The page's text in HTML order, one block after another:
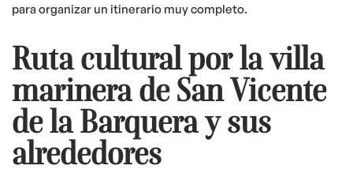
para organizar un itinerario muy completo.
Ruta cultural por la villa
marinera de San Vicente
de la Barquera y sus
alrededores